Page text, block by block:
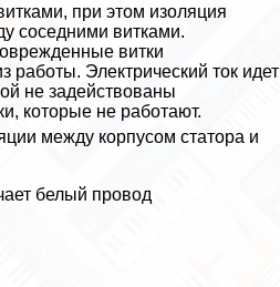
при этом изоляция
соседними витками.
витки
работы. Электрический ток идет
не задействованы
которые не работают.
между корпусом статора и
белый провод